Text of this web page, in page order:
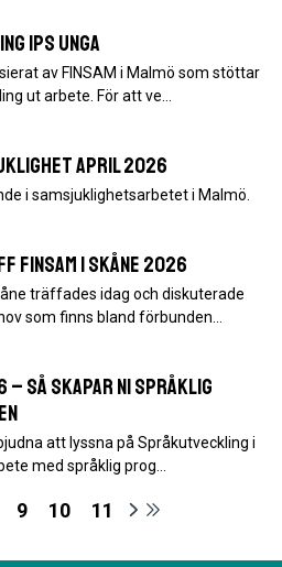
IPS Unga
av FINSAM i Malmö som stöttar
ut arbete. För att ve…
april 2026
i samsjuklighetsarbetet i Malmö.
i Skåne 2026
träffades idag och diskuterade
som finns bland förbunden…
så skapar ni språklig
att lyssna på Språkutveckling i
med språklig prog…
9 10 11